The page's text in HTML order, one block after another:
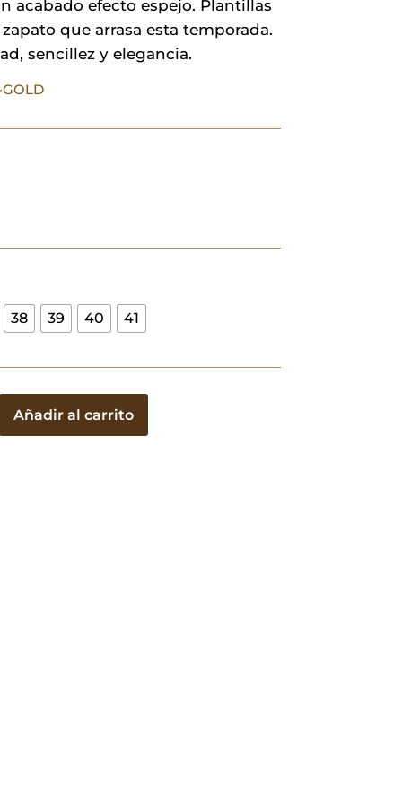
29,90 €.20,93 €.
acabado efecto espejo. Plantillas
que arrasa esta temporada.
sencillez y elegancia.
38 39 40 41
Añadir al carrito